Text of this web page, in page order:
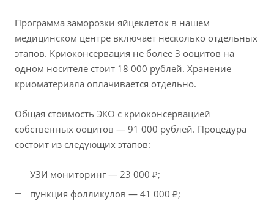
Программа заморозки яйцеклеток в нашем
медицинском центре включает несколько отдельных
этапов. Криоконсервация не более 3 ооцитов на
одном носителе стоит 18 000 рублей. Хранение
криоматериала оплачивается отдельно.
Общая стоимость ЭКО с криоконсервацией
собственных ооцитов — 91 000 рублей. Процедура
состоит из следующих этапов:
УЗИ мониторинг — 23 000 ₽;
пункция фолликулов — 41 000 ₽;